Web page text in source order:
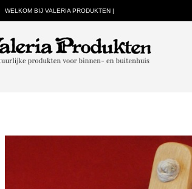
WELKOM BIJ VALERIA PRODUKTEN |